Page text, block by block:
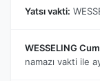
Yatsı vakti:
WESSELING
namazı vakti ile